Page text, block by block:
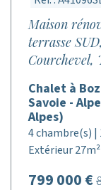
Maison
terrasse
Courchevel,
Chalet à
Savoie -
Alpes)
4 chambre(s) |
Extérieur 27m²
799 000 €